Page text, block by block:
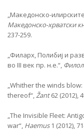
„Македонско-
Македонско-хрватски
237-259.
„Филарх, Полибиј и
во III век пр. н.е.“,
„Whither the winds
thereof“,Žant62 (2012),
„The Invisible Fleet:
war“, Haemus1 (2012),